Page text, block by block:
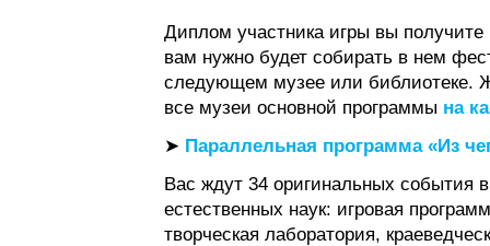
Диплом участника игры вы
вам нужно будет собирать в нем
следующем музее или библиотеке.
все музеи основной программы на
➤ Параллельная программа «Из
Вас ждут 34 оригинальных события
естественных наук: игровая
творческая лаборатория,